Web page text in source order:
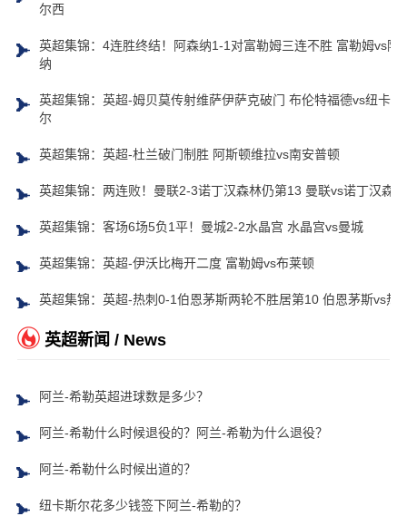
尔西
英超集锦：4连胜终结！阿森纳1-1对富勒姆三连不胜 富勒姆vs阿
纳
英超集锦：英超-姆贝莫传射维萨伊萨克破门 布伦特福德vs纽卡斯
尔
英超集锦：英超-杜兰破门制胜 阿斯顿维拉vs南安普顿
英超集锦：两连败！曼联2-3诺丁汉森林仍第13 曼联vs诺丁汉森林
英超集锦：客场6场5负1平！曼城2-2水晶宫 水晶宫vs曼城
英超集锦：英超-伊沃比梅开二度 富勒姆vs布莱顿
英超集锦：英超-热刺0-1伯恩茅斯两轮不胜居第10 伯恩茅斯vs热
英超新闻 / News
阿兰-希勒英超进球数是多少？
阿兰-希勒什么时候退役的？阿兰-希勒为什么退役？
阿兰-希勒什么时候出道的？
纽卡斯尔花多少钱签下阿兰-希勒的？